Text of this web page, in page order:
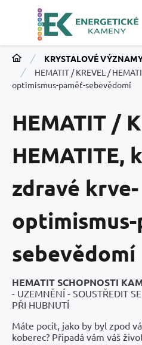
KRYSTALOVÉ
HEMATIT / KREVEL /
optimismus-paměť-sebevědomí
HEMATIT /
HEMATITE,
zdravé krve-
sebevědomí
HEMATIT SCHOPNOSTI
- UZEMNĚNÍ - SOUSTŘEDIT
PŘI HUBNUTÍ
Máte pocit, jako by byl zpod
koberec? Připadá vám váš